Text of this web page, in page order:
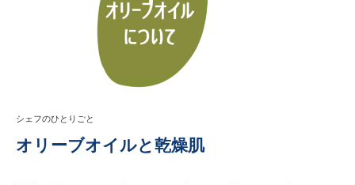
シェフのひとりごと
オリーブオイルと乾燥肌